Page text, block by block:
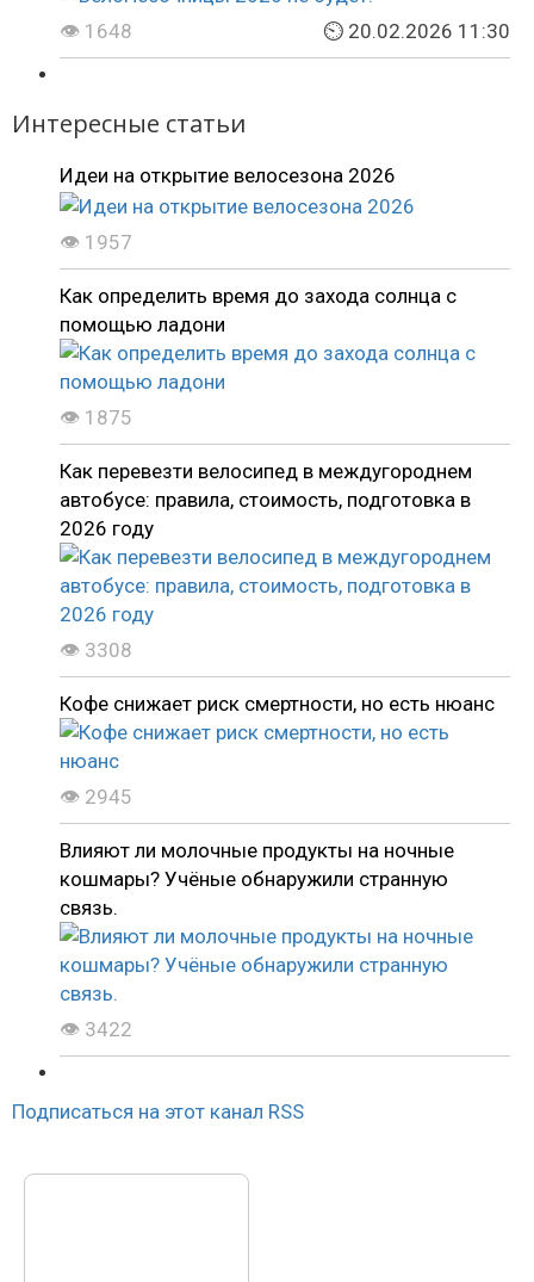
👁 1648 ⏲ 20.02.2026 11:30
Интересные статьи
Идеи на открытие велосезона 2026
👁 1957
Как определить время до захода солнца с
помощью ладони
👁 1875
Как перевезти велосипед в междугороднем
автобусе: правила, стоимость, подготовка в
2026 году
👁 3308
Кофе снижает риск смертности, но есть нюанс
👁 2945
Влияют ли молочные продукты на ночные
кошмары? Учёные обнаружили странную
связь.
👁 3422
Подписаться на этот канал RSS